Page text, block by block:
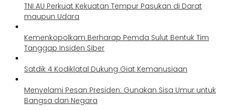
TNI AU Perkuat Kekuatan Tempur Pasukan di Darat
maupun Udara
Kemenkopolkam Berharap Pemda Sulut Bentuk Tim
Tanggap Insiden Siber
Satdik 4 Kodiklatal Dukung Giat Kemanusiaan
Menyelami Pesan Presiden: Gunakan Sisa Umur untuk
Bangsa dan Negara